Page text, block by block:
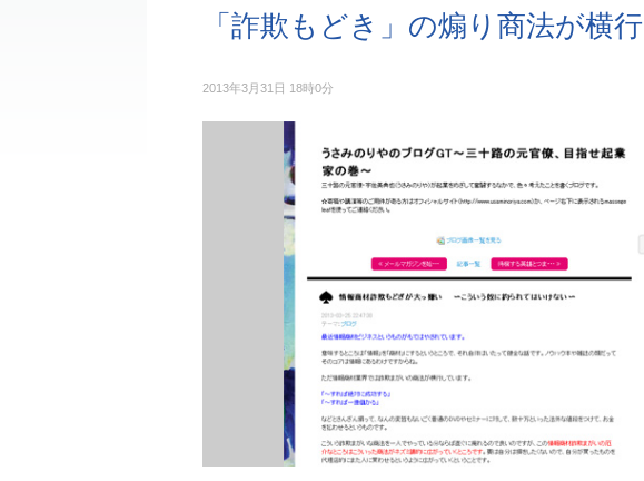
「詐欺もどき」の煽り商法が横行
2013年3月31日 18時0分